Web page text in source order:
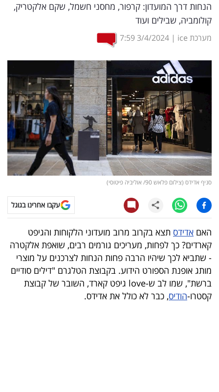
משפט
מדדים
רכילות
עסקית
קריפטו
ויראלי
טלוויזיה
עסקי
ספורט
קריירה
ולימודים
מינויים
רייטינג
הנחות דרך המועדון: קרפור, מחסני חשמל, שקם אלקטריק,
קולומביה, שבילים ועוד
מערכת ice |
3/4/2024
7:59
סניף אדידס (צילום פלאש 90/ אוליביה פיטוסי)
עקבו אחרינו בגוגל
האם אדידס תצא בקרוב מרוב מועדוני הלקוחות והגיפט
קארדים? כך לפחות, מעריכים גורמים רבים, שואפת אלקטרה
- שתביא לכך שיהיו הרבה פחות הנחות לצרכנים על מוצרי
מותג אופנת הספורט הידוע. בקבוצת הטלגרם "דילים סודיים
ברשת", שמו לב ש-love גיפט קארד, השובר של קבוצת
קסטרו-הודיס, כבר לא כולל את אדידס.